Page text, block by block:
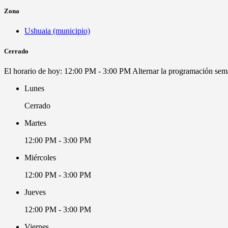
Zona
Ushuaia (municipio)
Cerrado
El horario de hoy: 12:00 PM - 3:00 PM Alternar la programación
Lunes
Cerrado
Martes
12:00 PM - 3:00 PM
Miércoles
12:00 PM - 3:00 PM
Jueves
12:00 PM - 3:00 PM